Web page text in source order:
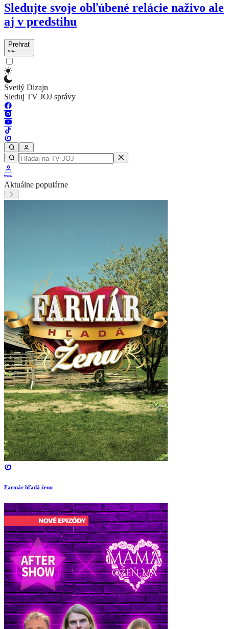
Sledujte svoje obľúbené relácie naživo ale
aj v predstihu
Prehrať
Svetlý Dizajn
Sleduj TV JOJ správy
Aktuálne populárne
Farmár hľadá ženu